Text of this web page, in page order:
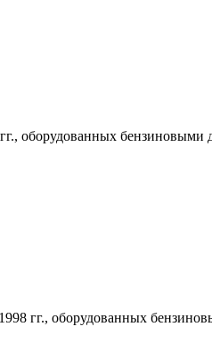
оборудованных
гг., оборудованных